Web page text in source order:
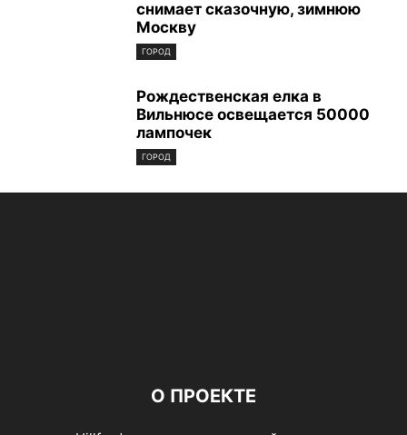
снимает сказочную, зимнюю
Москву
ГОРОД
Рождественская елка в
Вильнюсе освещается 50000
лампочек
ГОРОД
О ПРОЕКТЕ